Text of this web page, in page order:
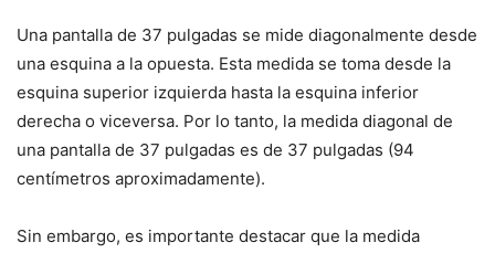
Una pantalla de 37 pulgadas se mide diagonalmente desde
una esquina a la opuesta. Esta medida se toma desde la
esquina superior izquierda hasta la esquina inferior
derecha o viceversa. Por lo tanto, la medida diagonal de
una pantalla de 37 pulgadas es de 37 pulgadas (94
centímetros aproximadamente).
Sin embargo, es importante destacar que la medida